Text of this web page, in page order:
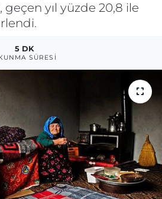
yıl yüzde 20,8 ile
5 DK
SÜRESI